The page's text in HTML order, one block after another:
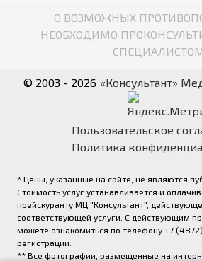
О ВОЗМОЖНЫХ
НЕОБХОДИМО
© 2003 - 2026 «Консультант»
Пользовательское
Политика
* Цены, указанные на сайте, не являются
Стоимость услуг устанавливается и
прейскуранту МЦ "Консультант",
соответствующей услуги. С действующим
можете ознакомиться по телефону +7
регистрации.
** Все фотографии, размещенные на